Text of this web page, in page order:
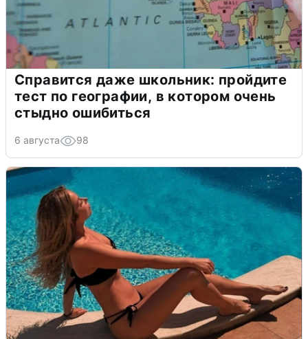
Справится даже школьник: пройдите
тест по географии, в котором очень
стыдно ошибиться
6 августа 98